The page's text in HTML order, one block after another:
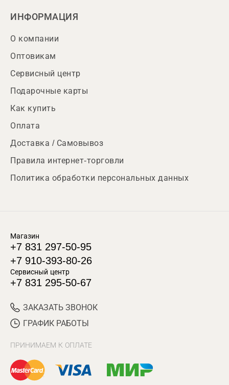
ИНФОРМАЦИЯ
О компании
Оптовикам
Сервисный центр
Подарочные карты
Как купить
Оплата
Доставка / Самовывоз
Правила интернет-торговли
Политика обработки персональных данных
Магазин
+7 831 297-50-95
+7 910-393-80-26
Сервисный центр
+7 831 295-50-67
ЗАКАЗАТЬ ЗВОНОК
ГРАФИК РАБОТЫ
ПРИНИМАЕМ К ОПЛАТЕ